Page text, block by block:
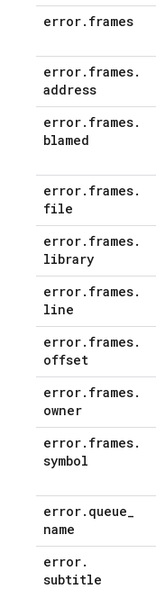
error. frames
error. frames.
address
error. frames.
blamed
error. frames.
file
error. frames.
library
error. frames.
line
error. frames.
offset
error. frames.
owner
error. frames.
symbol
error. queue_
name
error.
subtitle